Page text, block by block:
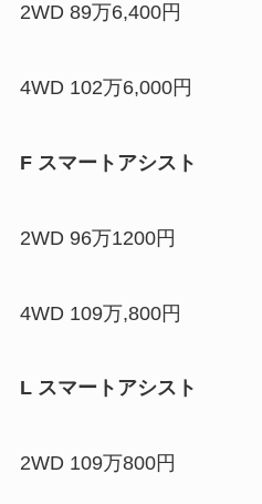
2WD 89万6,400円
4WD 102万6,000円
F スマートアシスト
2WD 96万1200円
4WD 109万,800円
L スマートアシスト
2WD 109万800円